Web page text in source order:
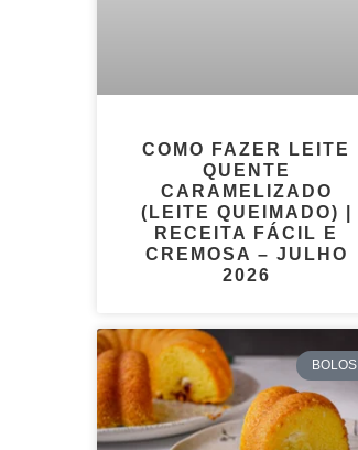
COMO FAZER LEITE
QUENTE
CARAMELIZADO
(LEITE QUEIMADO) |
RECEITA FÁCIL E
CREMOSA – JULHO
2026
BOLOS